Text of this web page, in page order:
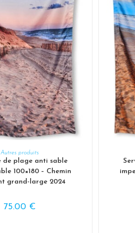
AU PANIER
Autres produits
de plage anti sable
100×180 – Chemin
grand-large 2024
75.00 €